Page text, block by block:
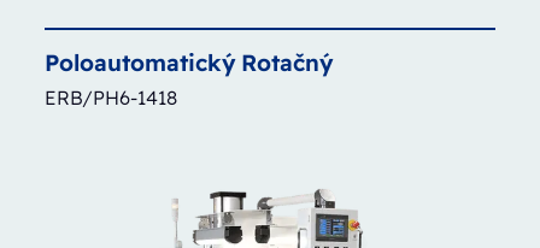
Poloautomatický Rotačný
ERB/PH6-1418